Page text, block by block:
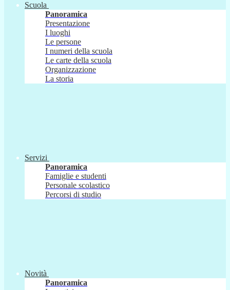
Scuola
Panoramica
Presentazione
I luoghi
Le persone
I numeri della scuola
Le carte della scuola
Organizzazione
La storia
Servizi
Panoramica
Famiglie e studenti
Personale scolastico
Percorsi di studio
Novità
Panoramica